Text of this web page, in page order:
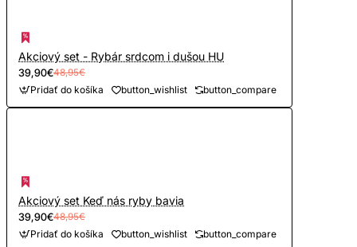
Akciový set - Rybár srdcom i dušou HU
39,90€48,95€
Pridať do košíka button_wishlist button_compare
Akciový set Keď nás ryby bavia
39,90€48,95€
Pridať do košíka button_wishlist button_compare